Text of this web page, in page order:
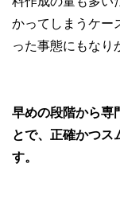
かってしまうケー
った事態にもなり
早めの段階から専
とで、正確かつス
す。